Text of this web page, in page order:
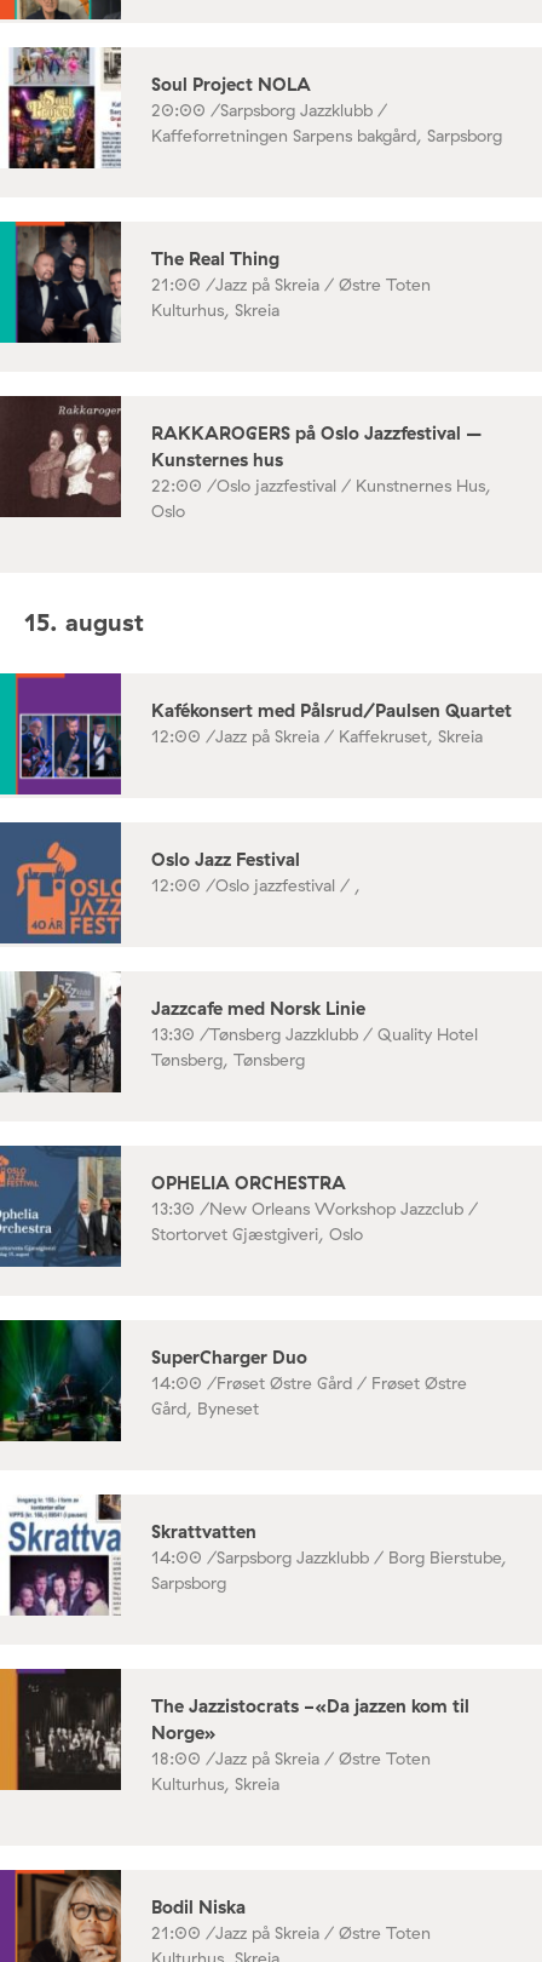
Soul Project NOLA
20:00 /Sarpsborg Jazzklubb /
Kaffeforretningen Sarpens bakgård, Sarpsborg
The Real Thing
21:00 /Jazz på Skreia / Østre Toten
Kulturhus, Skreia
RAKKAROGERS på Oslo Jazzfestival –
Kunsternes hus
22:00 /Oslo jazzfestival / Kunstnernes Hus,
Oslo
15. august
Kafékonsert med Pålsrud/Paulsen Quartet
12:00 /Jazz på Skreia / Kaffekruset, Skreia
Oslo Jazz Festival
12:00 /Oslo jazzfestival / ,
Jazzcafe med Norsk Linie
13:30 /Tønsberg Jazzklubb / Quality Hotel
Tønsberg, Tønsberg
OPHELIA ORCHESTRA
13:30 /New Orleans Workshop Jazzclub /
Stortorvet Gjæstgiveri, Oslo
SuperCharger Duo
14:00 /Frøset Østre Gård / Frøset Østre
Gård, Byneset
Skrattvatten
14:00 /Sarpsborg Jazzklubb / Borg Bierstube,
Sarpsborg
The Jazzistocrats -«Da jazzen kom til
Norge»
18:00 /Jazz på Skreia / Østre Toten
Kulturhus, Skreia
Bodil Niska
21:00 /Jazz på Skreia / Østre Toten